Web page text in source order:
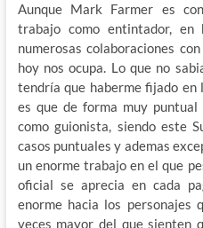
Aunque Mark Farmer es
trabajo como entintador, en
numerosas colaboraciones
hoy nos ocupa. Lo que no
tendría que haberme fijado en
es que de forma muy
como guionista, siendo este
casos puntuales y ademas
un enorme trabajo en el que
oficial se aprecia en cada
enorme hacia los personajes
veces mayor del que sienten